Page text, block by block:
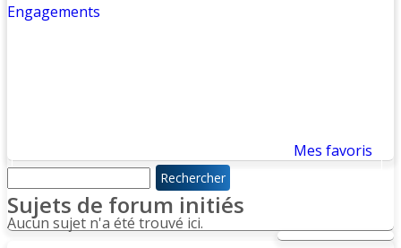
Engagements
Mes favoris
Rechercher
sujets :
Sujets de forum initiés
Aucun sujet n'a été trouvé ici.